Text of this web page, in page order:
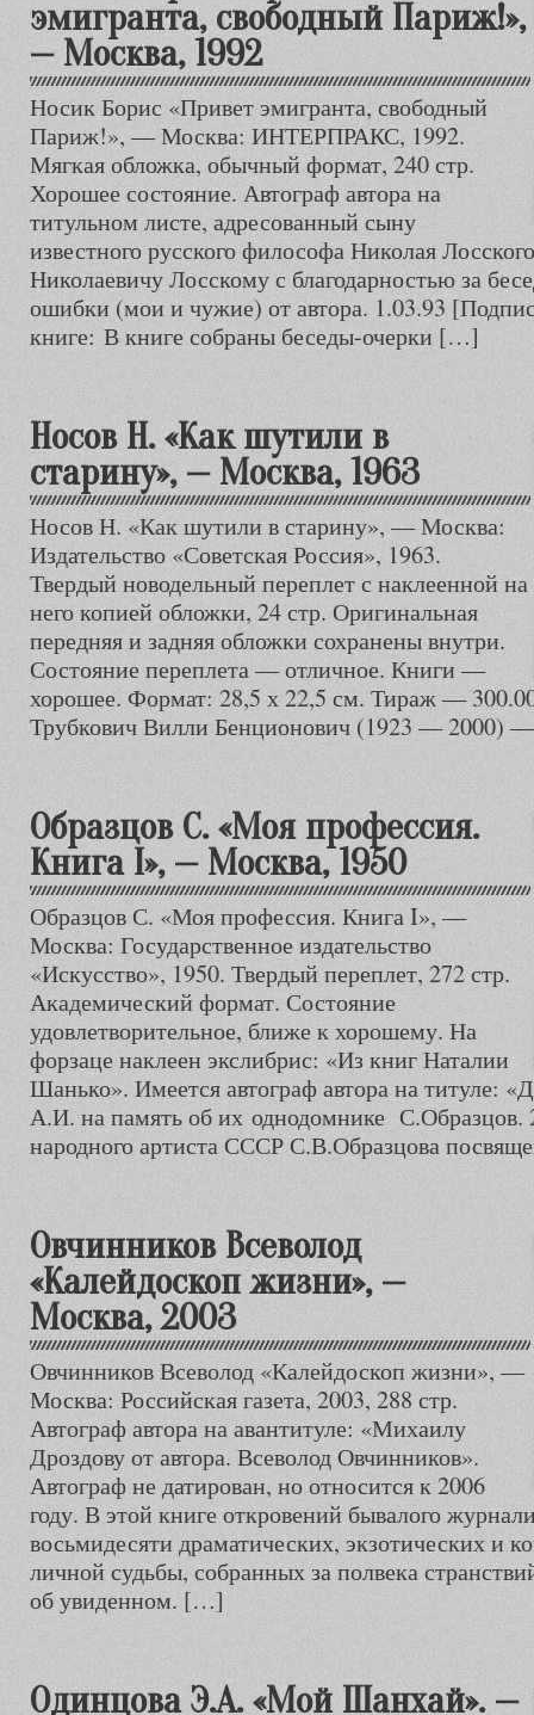
эмигранта, свободный Париж!»,
— Москва, 1992
Носик Борис «Привет эмигранта, свободный
Париж!», — Москва: ИНТЕРПРАКС, 1992.
Мягкая обложка, обычный формат, 240 стр.
Хорошее состояние. Автограф автора на
титульном листе, адресованный сыну
известного русского философа Николая
Николаевичу Лосскому с благодарностью за
ошибки (мои и чужие) от автора. 1.03.93
книге: В книге собраны беседы-очерки […]
Носов Н. «Как шутили в
старину», — Москва, 1963
Носов Н. «Как шутили в старину», — Москва:
Издательство «Советская Россия», 1963.
Твердый новодельный переплет с наклеенной на
него копией обложки, 24 стр. Оригинальная
передняя и задняя обложки сохранены внутри.
Состояние переплета — отличное. Книги —
хорошее. Формат: 28,5 х 22,5 см. Тираж —
Трубкович Вилли Бенционович (1923 —
Образцов С. «Моя профессия.
Книга I», — Москва, 1950
Образцов С. «Моя профессия. Книга I», —
Москва: Государственное издательство
«Искусство», 1950. Твердый переплет, 272 стр.
Академический формат. Состояние
удовлетворительное, ближе к хорошему. На
форзаце наклеен экслибрис: «Из книг Наталии
Шанько». Имеется автограф автора на титуле:
А.И. на память об их однодомнике С.Образцов.
народного артиста СССР С.В.Образцова
Овчинников Всеволод
«Калейдоскоп жизни», —
Москва, 2003
Овчинников Всеволод «Калейдоскоп жизни», —
Москва: Российская газета, 2003, 288 стр.
Автограф автора на авантитуле: «Михаилу
Дроздову от автора. Всеволод Овчинников».
Автограф не датирован, но относится к 2006
году. В этой книге откровений бывалого
восьмидесяти драматических, экзотических и
личной судьбы, собранных за полвека
об увиденном. […]
Одинцова Э.А. «Мой Шанхай». —